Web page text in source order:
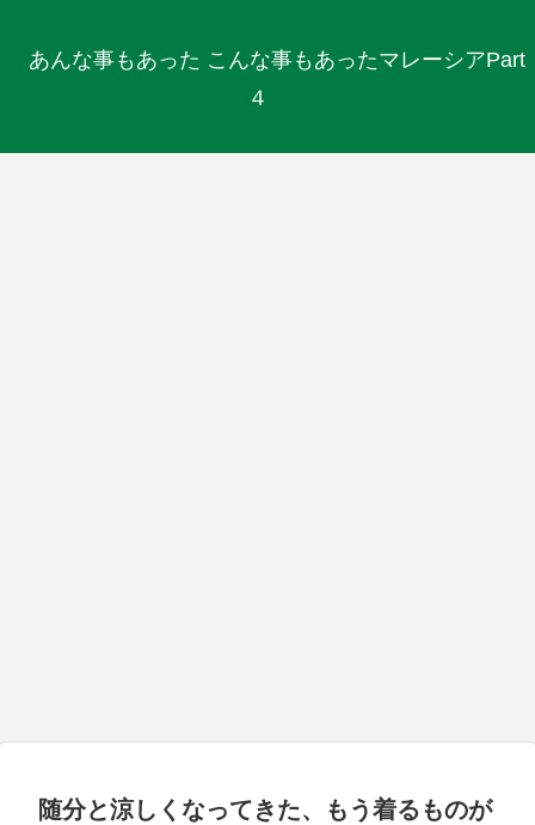
あんな事もあった こんな事もあったマレーシアPart
４
随分と涼しくなってきた、もう着るものが